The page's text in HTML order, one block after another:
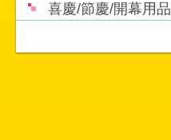
喜慶/節慶/開幕用品